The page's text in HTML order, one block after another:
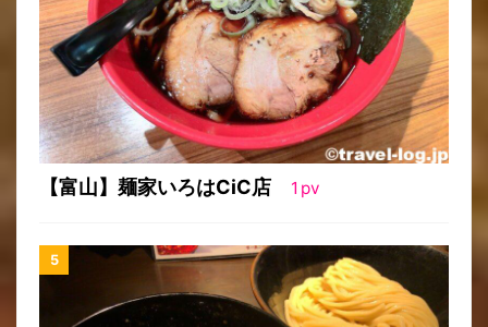
【富山】麺家いろはCiC店 1 pv